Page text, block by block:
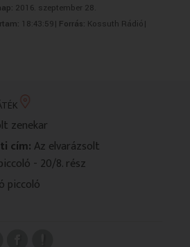
2016. szeptember 28.
18:43:59| Forrás: Kossuth Rádió|
zenekar
cím:Az elvarázsolt
- 20/8. rész
piccoló